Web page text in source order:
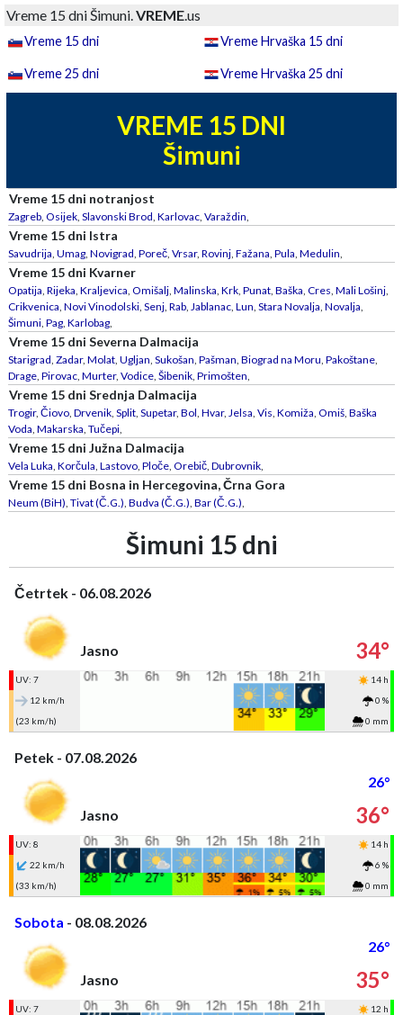
Vreme 15 dni Šimuni.VREME.us
Vreme 15 dni Vreme Hrvaška 15 dni
Vreme 25 dni Vreme Hrvaška 25 dni
VREME 15 DNI
Šimuni
Vreme 15 dni notranjost
Zagreb, Osijek, Slavonski Brod, Karlovac, Varaždin,
Vreme 15 dni Istra
Savudrija, Umag, Novigrad, Poreč, Vrsar, Rovinj, Fažana, Pula, Medulin,
Vreme 15 dni Kvarner
Opatija, Rijeka, Kraljevica, Omišalj, Malinska, Krk, Punat, Baška, Cres, Mali Lošinj,
Crikvenica, Novi Vinodolski, Senj, Rab, Jablanac, Lun, Stara Novalja, Novalja,
Šimuni, Pag, Karlobag,
Vreme 15 dni Severna Dalmacija
Starigrad, Zadar, Molat, Ugljan, Sukošan, Pašman, Biograd na Moru, Pakoštane,
Drage, Pirovac, Murter, Vodice, Šibenik, Primošten,
Vreme 15 dni Srednja Dalmacija
Trogir, Čiovo, Drvenik, Split, Supetar, Bol, Hvar, Jelsa, Vis, Komiža, Omiš, Baška
Voda, Makarska, Tučepi,
Vreme 15 dni Južna Dalmacija
Vela Luka, Korčula, Lastovo, Ploče, Orebič, Dubrovnik,
Vreme 15 dni Bosna in Hercegovina, Črna Gora
Neum (BiH), Tivat (Č.G.), Budva (Č.G.), Bar (Č.G.),
Šimuni 15 dni
Četrtek - 06.08.2026
Jasno 34°
UV: 7
14 h
12 km/h
0 %
(23 km/h)
0 mm
Petek - 07.08.2026
26°
Jasno
36°
UV: 8
14 h
22 km/h
6 %
(33 km/h)
0 mm
Sobota - 08.08.2026
26°
Jasno
35°
UV: 7
12 h